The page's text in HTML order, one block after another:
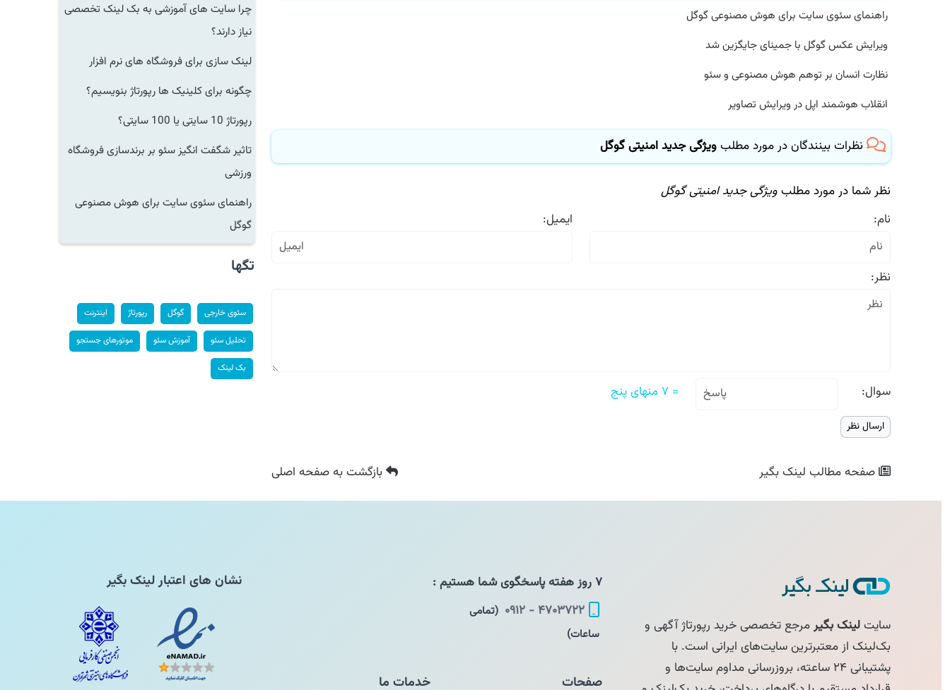
راهنمای سئوی سایت برای هوش مصنوعی گوگل
ویرایش عکس گوگل با جمینای جایگزین شد
نظارت انسان بر توهم هوش مصنوعی و سئو
انقلاب هوشمند اپل در ویرایش تصاویر
نظرات بینندگان در مورد مطلبویژگی جدید امنیتی گوگل
نظر شما در مورد مطلبویژگی جدید امنیتی گوگل
نام:
ایمیل:
نظر:
سوال: = ۷ منهای پنج
صفحه مطالبلینک بگیر بازگشتبه صفحه اصلی
چرا سایت های آموزشی به بک لینک تخصصی
نیاز دارند؟
لینک سازی برای فروشگاه های نرم افزار
چگونه برای کلینیک ها رپورتاژ بنویسیم؟
رپورتاژ 10 سایتی یا 100 سایتی؟
تاثیر شگفت انگیز سئو بر برندسازی فروشگاه
ورزشی
راهنمای سئوی سایت برای هوش مصنوعی
گوگل
تگها
سئوی خارجی گوگل رپورتاژ اینترنت
تحلیل سئو آموزش سئو موتورهای جستجو
بک لینک
سایتلینک بگیرمرجع تخصصی خرید رپورتاژ آگهی و
بک‌لینک از معتبرترین سایت‌های ایرانی است. با
پشتیبانی ۲۴ ساعته، بروزرسانی مداوم سایت‌ها و
۴۷۰۳۷۲۲ - ۰۹۱۲
(تمامی
ساعات)
صفحات خدمات ما
نشان های اعتبار لینک بگیر